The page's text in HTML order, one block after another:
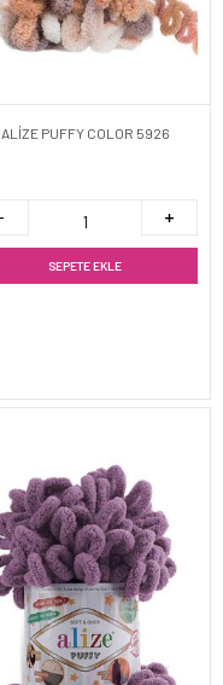
ALİZE PUFFY COLOR 5926
SEPETE EKLE